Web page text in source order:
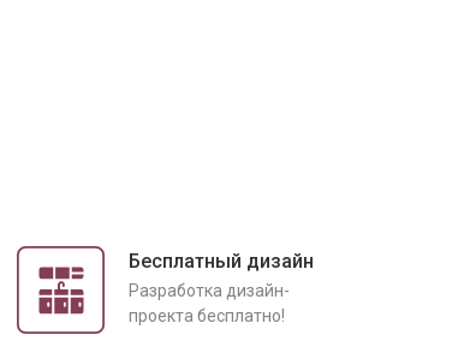
Бесплатный дизайн
Разработка дизайн-
проекта бесплатно!